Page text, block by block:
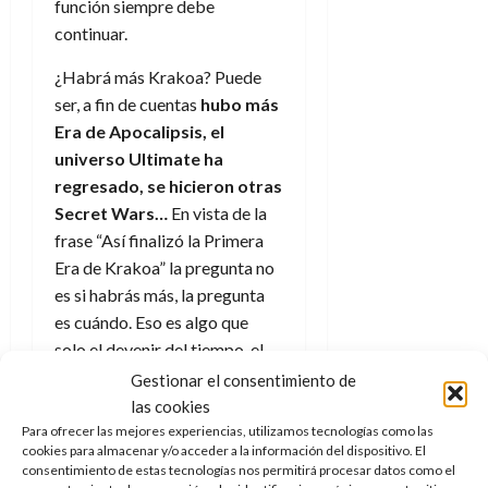
Gestionar el consentimiento de
las cookies
Para ofrecer las mejores experiencias, utilizamos tecnologías como las
cookies para almacenar y/o acceder a la información del dispositivo. El
consentimiento de estas tecnologías nos permitirá procesar datos como el
función siempre debe
continuar.
¿Habrá más Krakoa? Puede
ser, a fin de cuentas hubo más
Era de Apocalipsis, el
universo Ultimate ha
regresado, se hicieron otras
Secret Wars… En vista de la
frase “Así finalizó la Primera
Era de Krakoa” la pregunta no
es si habrás más, la pregunta
es cuándo. Eso es algo que
solo el devenir del tiempo, el
paso de los diferentes autores
y las necesidades de los
personajes puede concretar.
Ahora es el momento de ver